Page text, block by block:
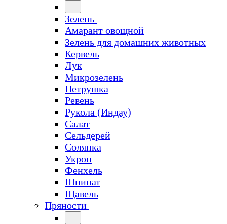
Зелень
Амарант овощной
Зелень для домашних животных
Кервель
Лук
Микрозелень
Петрушка
Ревень
Рукола (Индау)
Салат
Сельдерей
Солянка
Укроп
Фенхель
Шпинат
Щавель
Пряности